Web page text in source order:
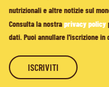
nutrizionali e altre notizie sul
Consulta la nostraprivacy policy
dati. Puoi annullare l'iscrizione